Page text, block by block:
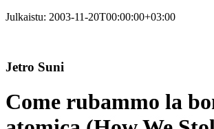
Julkaistu: 2003-11-20T00:00:00+03:00
Jetro Suni
Come rubammo la